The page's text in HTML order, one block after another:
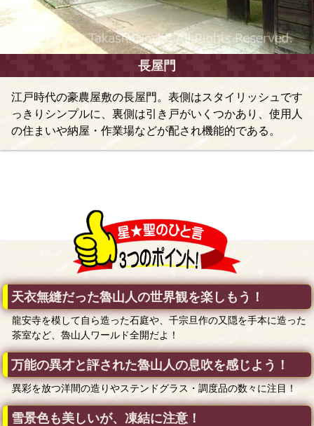
長屋門
江戸時代の豪農屋敷の長屋門。表側はスタイリッシュです
っきりシンプルに、裏側は引き戸がいくつかあり、使用人
の住まいや納屋・作業場などが配され機能的である。
天衣無縫だった魯山人の世界観を楽しもう！
龍安寺を模して自ら造った石庭や、千宗旦作の又隠を手本に造った
茶室など、魯山人ワールド全開だよ！
万能の異才と評された魯山人の息吹を感じよう！
異彩を放つ洋間の造りやステンドグラス・調度品の数々に注目！
雪景色も美しいが、凍結に注意！